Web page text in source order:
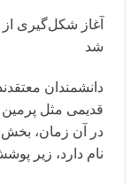
شد
دانشمندان
قدیمی مثل
در آن زمان، بخش
نام دارد، زیر